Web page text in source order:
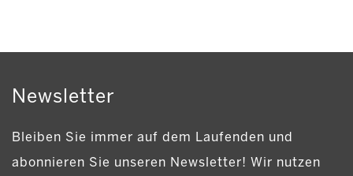
Newsletter
Bleiben Sie immer auf dem Laufenden und
abonnieren Sie unseren Newsletter! Wir nutzen